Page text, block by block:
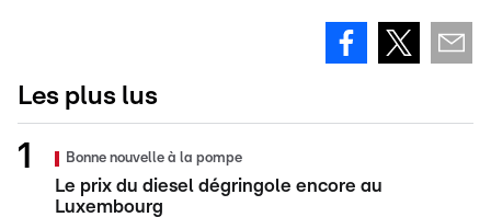
Les plus lus
Bonne nouvelle à la pompe
Le prix du diesel dégringole encore au
Luxembourg